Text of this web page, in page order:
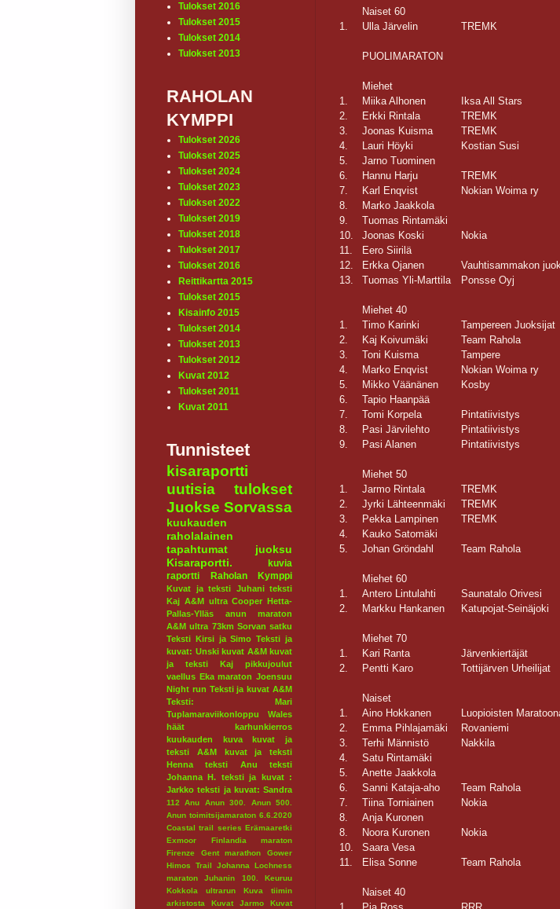
Naiset 60
1.
Ulla Järvelin TREMK
PUOLIMARATON
Miehet
1.
Miika Alhonen Iksa All Stars
2.
Erkki Rintala TREMK
3.
Joonas Kuisma TREMK
4.
Lauri Höyki Kostian Susi
5.
Jarno Tuominen
6.
Hannu Harju TREMK
7.
Karl Enqvist Nokian Woima ry
8.
Marko Jaakkola
9.
Tuomas Rintamäki
10.
Joonas Koski Nokia
11.
Eero Siirilä
12.
Erkka Ojanen Vauhtisammakon
13.
Tuomas Yli-Marttila Ponsse Oyj
Miehet 40
1.
Timo Karinki Tampereen Juoksijat
2.
Kaj Koivumäki Team Rahola
3.
Toni Kuisma Tampere
4.
Marko Enqvist Nokian Woima ry
5.
Mikko Väänänen Kosby
6.
Tapio Haanpää
7.
Tomi Korpela Pintatiivistys
8.
Pasi Järvilehto Pintatiivistys
9.
Pasi Alanen Pintatiivistys
Miehet 50
1.
Jarmo Rintala TREMK
2.
Jyrki Lähteenmäki TREMK
3.
Pekka Lampinen TREMK
4.
Kauko Satomäki
5.
Johan Gröndahl Team Rahola
Miehet 60
1.
Antero Lintulahti Saunatalo Orivesi
2.
Markku Hankanen Katupojat-Seinäjoki
Miehet 70
1.
Kari Ranta Järvenkiertäjät
2.
Pentti Karo Tottijärven Urheilijat
Naiset
1.
Aino Hokkanen Luopioisten
2.
Emma Pihlajamäki Rovaniemi
3.
Terhi Männistö Nakkila
4.
Satu Rintamäki
5.
Anette Jaakkola
6.
Sanni Kataja-aho Team Rahola
7.
Tiina Torniainen Nokia
8.
Anja Kuronen
8.
Noora Kuronen Nokia
10.
Saara Vesa
11.
Elisa Sonne Team Rahola
Naiset 40
Tulokset 2016
Tulokset 2015
Tulokset 2014
Tulokset 2013
RAHOLAN
KYMPPI
Tulokset 2026
Tulokset 2025
Tulokset 2024
Tulokset 2023
Tulokset 2022
Tulokset 2019
Tulokset 2018
Tulokset 2017
Tulokset 2016
Reittikartta 2015
Tulokset 2015
Kisainfo 2015
Tulokset 2014
Tulokset 2013
Tulokset 2012
Kuvat 2012
Tulokset 2011
Kuvat 2011
Tunnisteet
kisaraportti
uutisia
tulokset
Juokse Sorvassa
kuukauden
raholalainen
tapahtumat
juoksu
Kisaraportti.
kuvia
raportti
Raholan Kymppi
Kuvat ja teksti Juhani teksti
Kaj A&M ultra Cooper Hetta-
Pallas-Ylläs
anun maraton
A&M ultra 73km Sorvan satku
Teksti Kirsi ja Simo Teksti ja
kuvat: Unski kuvat A&M kuvat
ja teksti Kaj
pikkujoulut
vaellus Eka maraton Joensuu
Night run Teksti ja kuvat A&M
Teksti: Mari
Tuplamaraviikonloppu
Wales
häät
karhunkierros
kuukauden kuva
kuvat ja
teksti A&M
kuvat ja teksti
Henna
teksti Anu
teksti
Johanna H. teksti ja kuvat :
Jarkko teksti ja kuvat: Sandra
112 Anu Anun 300.
Anun 500.
Anun toimitsijamaraton 6.6.2020
Coastal trail series Erämaaretki
Exmoor
Finlandia maraton
Firenze
Gent marathon
Gower
Himos Trail
Johanna Lochness
maraton
Juhanin 100.
Keuruu
Kokkola ultrarun
Kuva tiimin
arkistosta
Kuvat Jarmo
Kuvat